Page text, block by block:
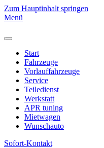
Zum Hauptinhalt springen
Menü
Start
Fahrzeuge
Vorlauffahrzeuge
Service
Teiledienst
Werkstatt
APR tuning
Mietwagen
Wunschauto
Sofort-Kontakt